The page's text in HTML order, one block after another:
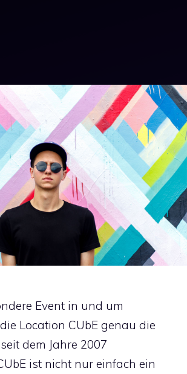
Event in und um
Location CUbE genau die
dem Jahre 2007
ist nicht nur einfach ein